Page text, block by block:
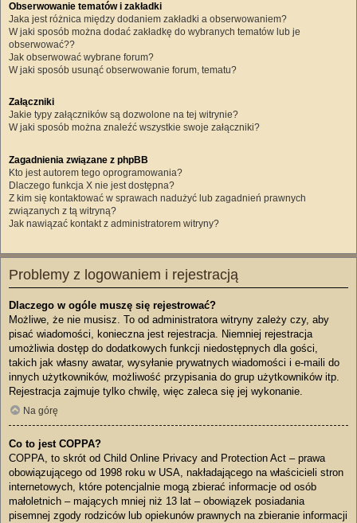
Obserwowanie tematów i zakładki
Jaka jest różnica między dodaniem zakładki a obserwowaniem?
W jaki sposób można dodać zakładkę do wybranych tematów lub je
obserwować??
Jak obserwować wybrane forum?
W jaki sposób usunąć obserwowanie forum, tematu?
Załączniki
Jakie typy załączników są dozwolone na tej witrynie?
W jaki sposób można znaleźć wszystkie swoje załączniki?
Zagadnienia związane z phpBB
Kto jest autorem tego oprogramowania?
Dlaczego funkcja X nie jest dostępna?
Z kim się kontaktować w sprawach nadużyć lub zagadnień prawnych
związanych z tą witryną?
Jak nawiązać kontakt z administratorem witryny?
Problemy z logowaniem i rejestracją
Dlaczego w ogóle muszę się rejestrować?
Możliwe, że nie musisz. To od administratora witryny zależy czy, aby
pisać wiadomości, konieczna jest rejestracja. Niemniej rejestracja
umożliwia dostęp do dodatkowych funkcji niedostępnych dla gości,
takich jak własny awatar, wysyłanie prywatnych wiadomości i e-maili do
innych użytkowników, możliwość przypisania do grup użytkowników itp.
Rejestracja zajmuje tylko chwilę, więc zaleca się jej wykonanie.
Na górę
Co to jest COPPA?
COPPA, to skrót od Child Online Privacy and Protection Act – prawa
obowiązującego od 1998 roku w USA, nakładającego na właścicieli stron
internetowych, które potencjalnie mogą zbierać informacje od osób
małoletnich – mających mniej niż 13 lat – obowiązek posiadania
pisemnej zgody rodziców lub opiekunów prawnych na zbieranie informacji